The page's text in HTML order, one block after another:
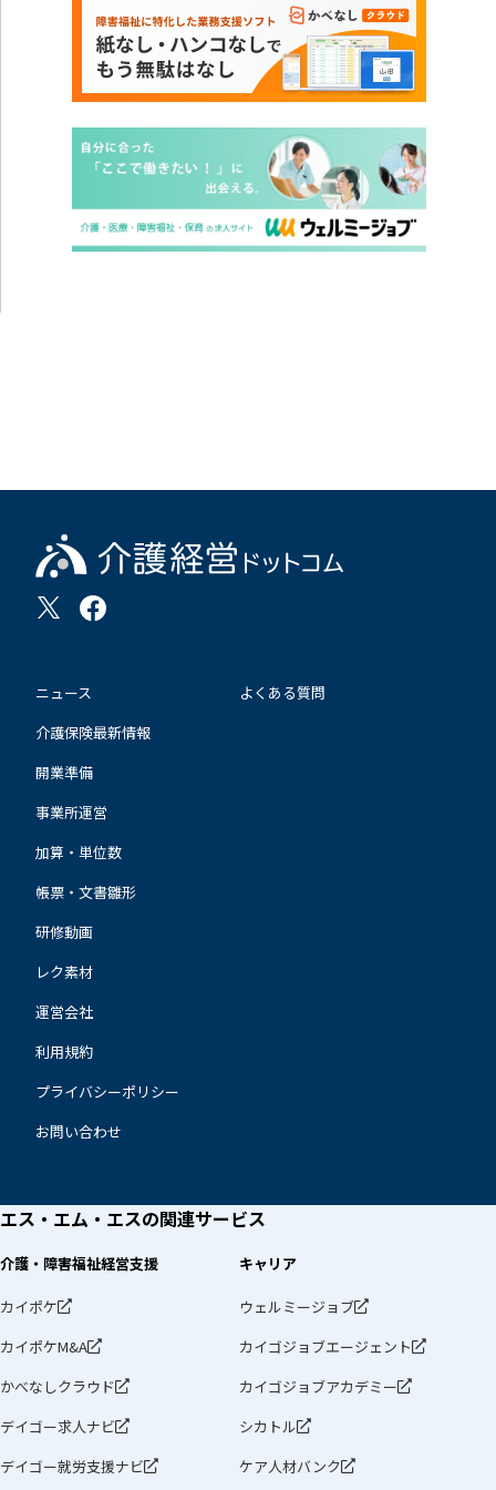
ニュース
介護保険最新情報
開業準備
事業所運営
加算・単位数
帳票・文書雛形
研修動画
レク素材
よくある質問
運営会社
利用規約
プライバシーポリシー
お問い合わせ
エス・エム・エスの関連サービス
介護・障害福祉経営支援
カイポケ
カイポケM&A
かべなしクラウド
デイゴー求人ナビ
デイゴー就労支援ナビ
キャリア
ウェルミージョブ
カイゴジョブエージェント
カイゴジョブアカデミー
シカトル
ケア人材バンク